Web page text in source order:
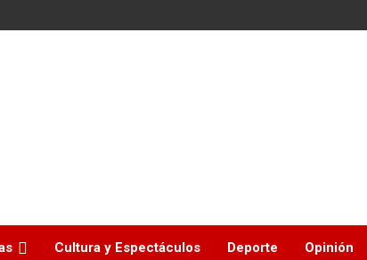
Cultura y Espectáculos Deporte Opinión